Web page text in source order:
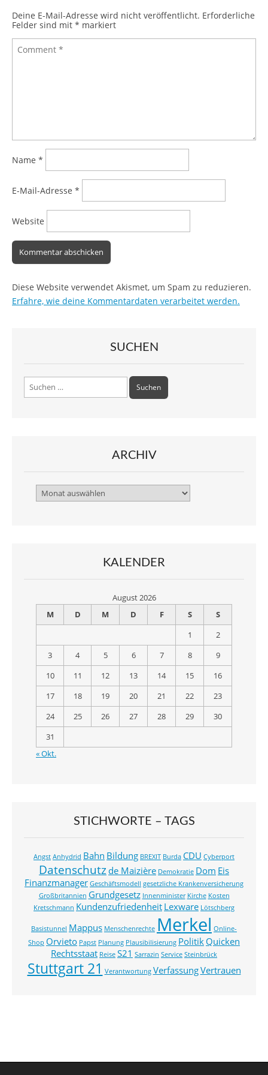
Deine E-Mail-Adresse wird nicht veröffentlicht. Erforderliche
Felder sind mit * markiert
Name *
E-Mail-Adresse *
Website
Diese Website verwendet Akismet, um Spam zu reduzieren.
Erfahre, wie deine Kommentardaten verarbeitet werden.
SUCHEN
Suchen
nach:
ARCHIV
Archiv
KALENDER
August 2026
M
D M D F S
S
1
2
3
4 5 6 7 8
9
10
11 12 13 14 15
16
17
18 19 20 21 22
23
24
25 26 27 28 29
30
31
« Okt.
STICHWORTE – TAGS
Angst Anhydrid Bahn Bildung BREXIT Burda CDU Cyberport
Datenschutzde Maizière Demokratie Dom Eis
Finanzmanager Geschäftsmodell gesetzliche Krankenversicherung
Großbritannien Grundgesetz Innenminister Kirche Kosten
Kretschmann KundenzufriedenheitLexware Lötschberg
Basistunnel Mappus Menschenrechte Merkel Online-
Shop Orvieto Papst Planung Plausibilisierung PolitikQuicken
Rechtsstaat Reise S21 Sarrazin Service Steinbrück
Stuttgart 21 Verantwortung VerfassungVertrauen